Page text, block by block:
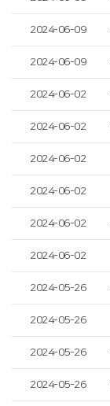
2024-06-09
2024-06-09
2024-06-02
2024-06-02
2024-06-02
2024-06-02
2024-06-02
2024-06-02
2024-05-26
2024-05-26
2024-05-26
2024-05-26